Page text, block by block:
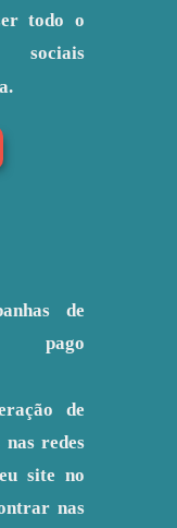
todo o
sociais
de
pago
de
redes
site no
nas